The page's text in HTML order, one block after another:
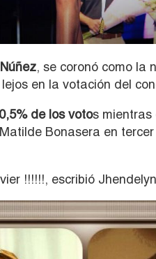
, se coronó como la
en la votación del
de los votos mientras
Bonasera en
!!!!!!, escribió